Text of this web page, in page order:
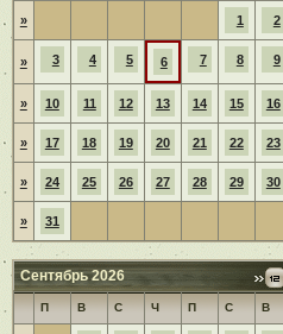
» 1 2
» 3 4 5 6 7 8 9
» 10 11 12 13 14 15 16
» 17 18 19 20 21 22 23
» 24 25 26 27 28 29 30
» 31
Сентябрь 2026
П В С Ч П С В